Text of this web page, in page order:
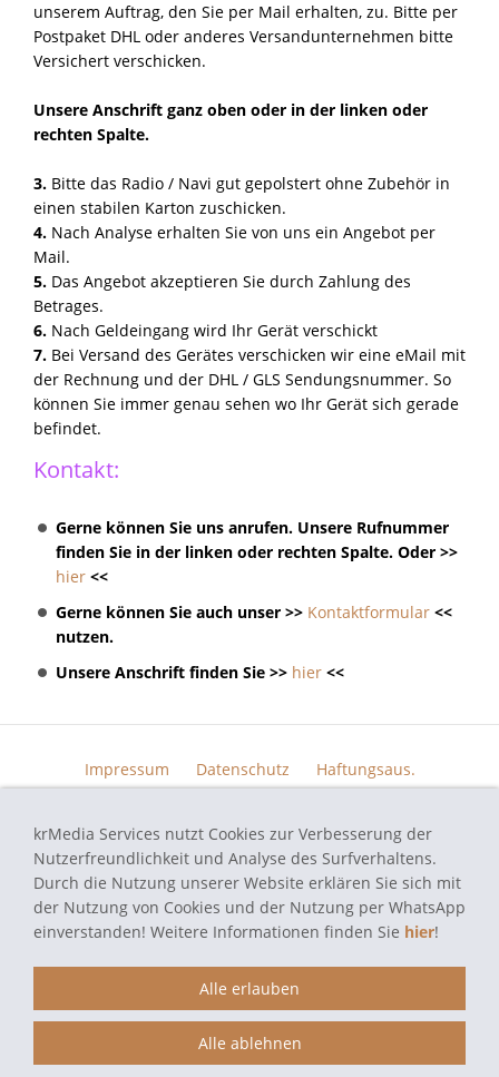
unserem Auftrag, den Sie per Mail erhalten, zu. Bitte per
Postpaket DHL oder anderes Versandunternehmen bitte
Versichert verschicken.
Unsere Anschrift ganz oben oder in der linken oder
rechten Spalte.
3. Bitte das Radio / Navi gut gepolstert ohne Zubehör in
einen stabilen Karton zuschicken.
4. Nach Analyse erhalten Sie von uns ein Angebot per
Mail.
5. Das Angebot akzeptieren Sie durch Zahlung des
Betrages.
6. Nach Geldeingang wird Ihr Gerät verschickt
7. Bei Versand des Gerätes verschicken wir eine eMail mit
der Rechnung und der DHL / GLS Sendungsnummer. So
können Sie immer genau sehen wo Ihr Gerät sich gerade
befindet.
Kontakt:
Gerne können Sie uns anrufen. Unsere Rufnummer
finden Sie in der linken oder rechten Spalte. Oder >>
hier <<
Gerne können Sie auch unser >> Kontaktformular <<
nutzen.
Unsere Anschrift finden Sie >> hier <<
Impressum Datenschutz
Haftungsaus.
Funktionsgarantie
autoradio-navi-doktor.de - Navi Reparatur Service - Alle verwendeten
Marken der jeweiligen Eigentümer und dienen hier nur der
Beschreibung.
krMedia Services nutzt Cookies zur Verbesserung der
Nutzerfreundlichkeit und Analyse des Surfverhaltens.
Durch die Nutzung unserer Website erklären Sie sich mit
der Nutzung von Cookies und der Nutzung per WhatsApp
einverstanden! Weitere Informationen finden Sie hier!
Alle erlauben
Alle ablehnen